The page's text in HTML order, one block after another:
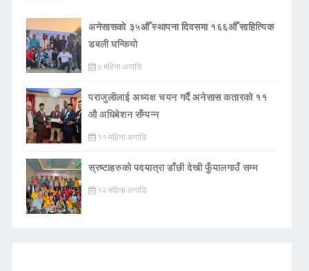
अनेसासको ३५औँ स्थापना दिवसमा १६६औँ साहित्यिक
डबली घन्कियाे
७ महिना अगाडि
पराजुलीलाई अध्यक्ष चयन गर्दै अनेसास कतारको ११
औ अधिबेशन सँम्पन्न
११ महिना अगाडि
स्रष्टाहरुको पदयात्रा डाँछी देखी फुँयालगाउँ सम्म
१२ महिना अगाडि